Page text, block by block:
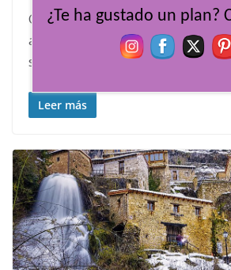
Con la llegada del buen tiempo
aire libre, mirar a los cielos
ser uno
Leer más
¿Te ha gustado un plan?